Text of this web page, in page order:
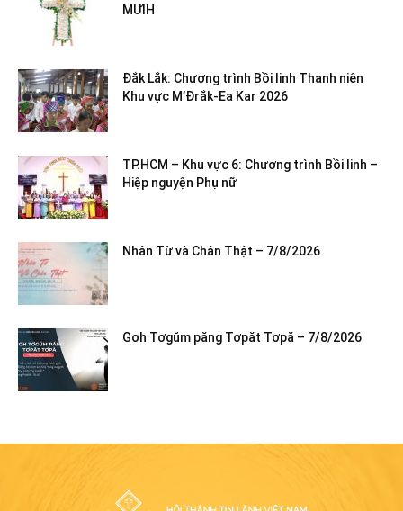
MƯIH
Đắk Lắk: Chương trình Bồi linh Thanh niên
Khu vực M’Đrắk-Ea Kar 2026
TP.HCM – Khu vực 6: Chương trình Bồi linh –
Hiệp nguyện Phụ nữ
Nhân Từ và Chân Thật – 7/8/2026
Gơh Tơgŭm păng Tơpăt Tơpă – 7/8/2026